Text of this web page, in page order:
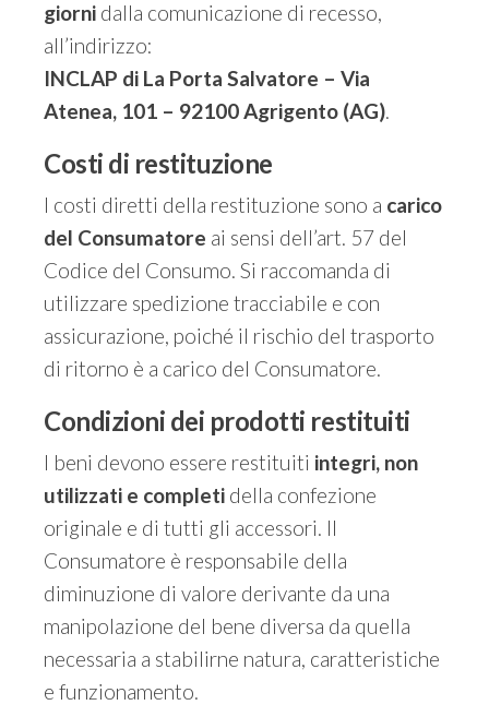
giorni dalla comunicazione di recesso,
all’indirizzo:
INCLAP di La Porta Salvatore – Via
Atenea, 101 – 92100 Agrigento (AG).
Costi di restituzione
I costi diretti della restituzione sono a carico
del Consumatore ai sensi dell’art. 57 del
Codice del Consumo. Si raccomanda di
utilizzare spedizione tracciabile e con
assicurazione, poiché il rischio del trasporto
di ritorno è a carico del Consumatore.
Condizioni dei prodotti restituiti
I beni devono essere restituiti integri, non
utilizzati e completi della confezione
originale e di tutti gli accessori. Il
Consumatore è responsabile della
diminuzione di valore derivante da una
manipolazione del bene diversa da quella
necessaria a stabilirne natura, caratteristiche
e funzionamento.